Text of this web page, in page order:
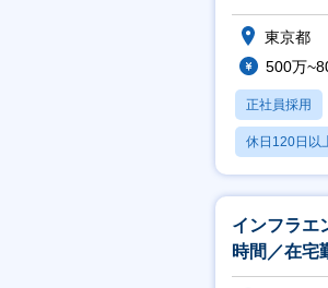
れる】
東京都
500万
正社員採用
休日120日以
月残業20時
インフラエ
時間／在宅
（